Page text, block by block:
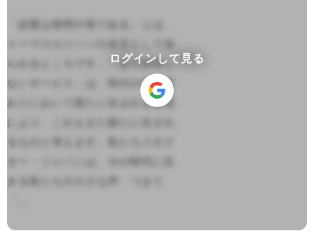
られるところです。「まだ存在し
ないサービス」は、時代の移り変
わりにおいて新たに生まれる要望
により、これもまた新たに生まれ
るものと考えます。私たちコネク
ター・ジャパンは、今の時代に生
きる私たちの小さな声、つまり
ログインして見る